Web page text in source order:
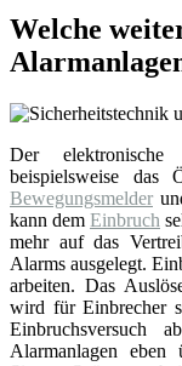
Welche
Der
beispielsweise das
Bewegungsmelder
kann dem Einbruch
mehr auf das
Alarms ausgelegt.
arbeiten. Das
wird für Einbrecher
Einbruchsversuch
Alarmanlagen